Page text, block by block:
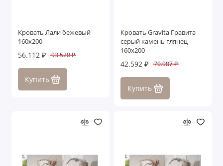
Кровать Лали бежевый
160х200
56.112 ₽ 93.520 ₽
Купить
Кровать Gravita Гравита
серый камень глянец
160х200
42.592 ₽ 70.987 ₽
Купить